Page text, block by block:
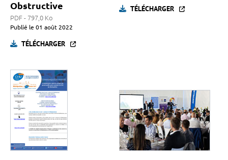
Obstructive
PDF - 797,0 Ko
Publié le 01 août 2022
TÉLÉCHARGER
TÉLÉCHARGER